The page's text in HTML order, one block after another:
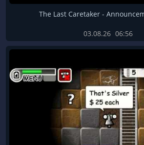
The Last Caretaker -
03.08.26 06:56